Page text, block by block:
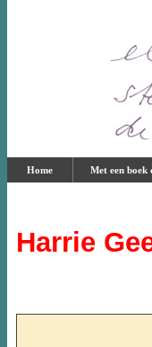
Home Met een
Harrie